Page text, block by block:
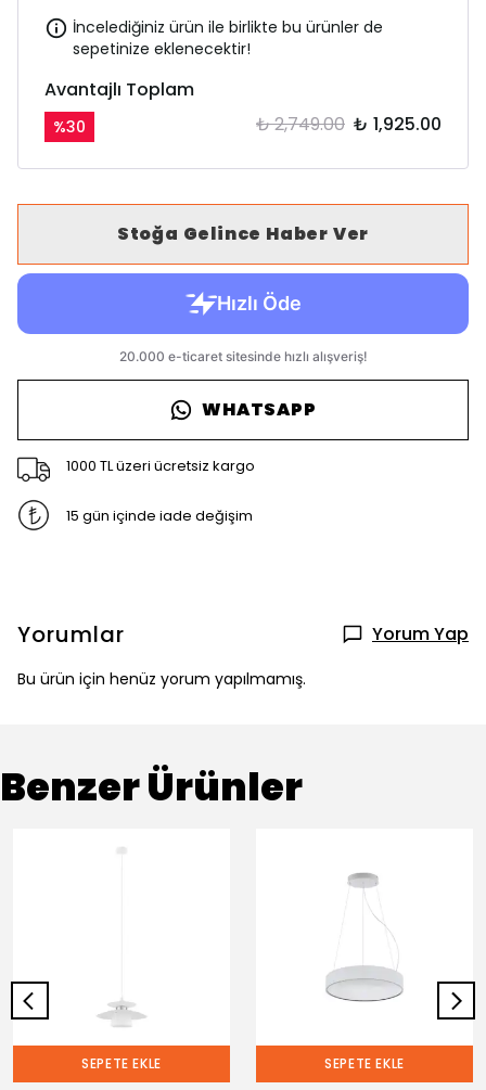
İncelediğiniz ürün ile birlikte bu ürünler de
sepetinize eklenecektir!
Avantajlı Toplam
%30 ₺ 2,749.00 ₺ 1,925.00
Stoğa Gelince Haber Ver
WHATSAPP
1000 TL üzeri ücretsiz kargo
15 gün içinde iade değişim
Yorumlar Yorum Yap
Bu ürün için henüz yorum yapılmamış.
Benzer Ürünler
SEPETE EKLE SEPETE EKLE